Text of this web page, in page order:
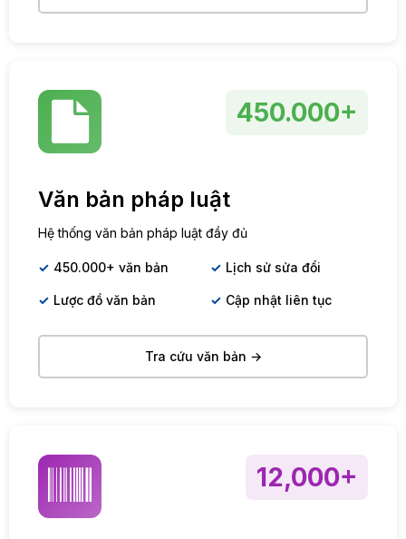
450.000+
Văn bản pháp luật
Hệ thống văn bản pháp luật đầy đủ
450.000+ văn bản
Lược đồ văn bản
Lịch sử sửa đổi
Cập nhật liên tục
Tra cứu văn bản →
12,000+